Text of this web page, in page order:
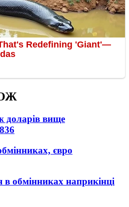
вище
євро
в обмінниках наприкінці